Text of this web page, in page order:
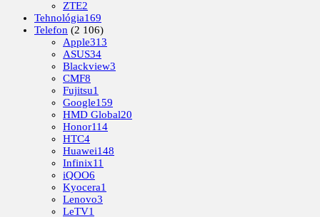
ZTE2
Tehnológia169
Telefon (2 106)
Apple313
ASUS34
Blackview3
CMF8
Fujitsu1
Google159
HMD Global20
Honor114
HTC4
Huawei148
Infinix11
iQOO6
Kyocera1
Lenovo3
LeTV1